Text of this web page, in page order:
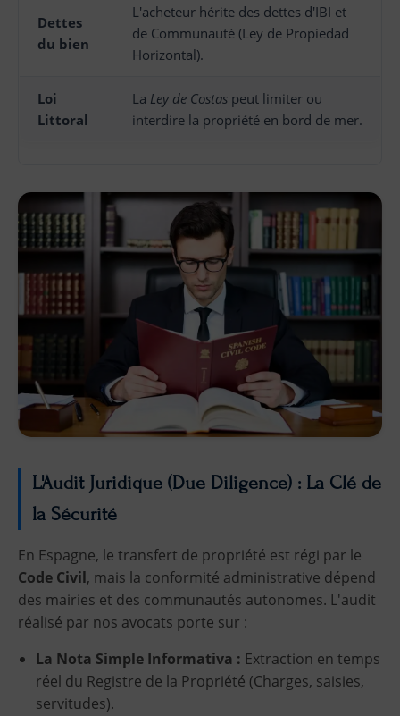
Dettes
du bien
L'acheteur hérite des dettes d'IBI et
de Communauté (Ley de Propiedad
Horizontal).
Loi
Littoral
La Ley de Costas peut limiter ou
interdire la propriété en bord de mer.
L'Audit Juridique (Due Diligence) : La Clé de
la Sécurité
En Espagne, le transfert de propriété est régi par le
Code Civil, mais la conformité administrative dépend
des mairies et des communautés autonomes. L'audit
réalisé par nos avocats porte sur :
La Nota Simple Informativa : Extraction en temps
réel du Registre de la Propriété (Charges, saisies,
servitudes).